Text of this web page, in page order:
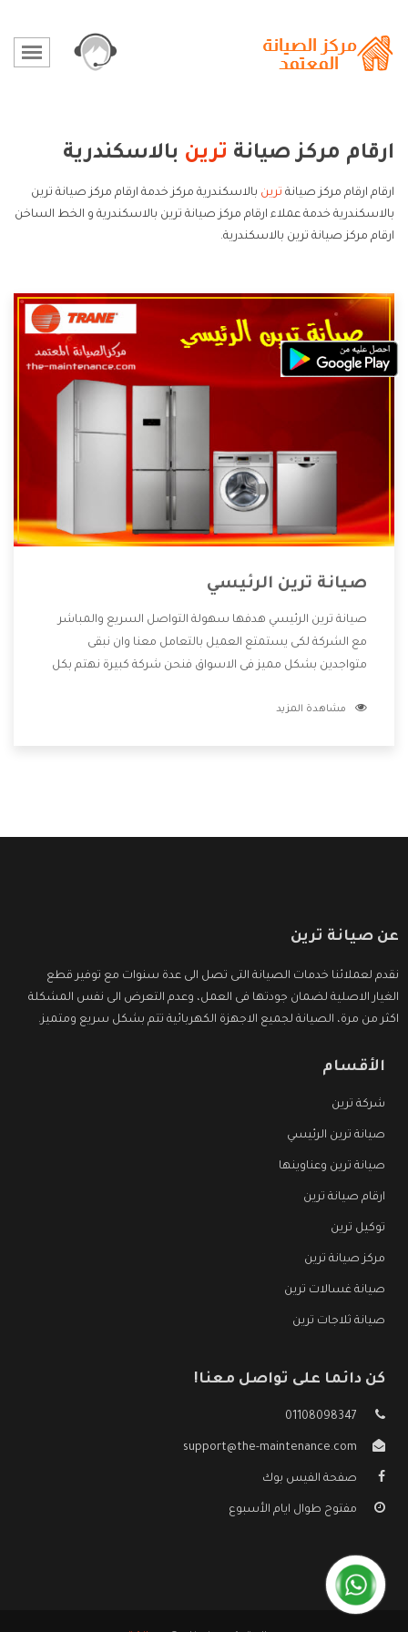
ارقام مركز صيانة ترين بالاسكندرية
ارقام ارقام مركز صيانة ترين بالاسكندرية مركز خدمة ارقام مركز صيانة ترين
بالاسكندرية خدمة عملاء ارقام مركز صيانة ترين بالاسكندرية و الخط الساخن
ارقام مركز صيانة ترين بالاسكندرية.
صيانة ترين الرئيسي
صيانة ترين الرئيسي هدفها سهولة التواصل السريع والمباشر
مع الشركة لكى يستمتع العميل بالتعامل معنا وان نبقى
متواجدين بشكل مميز فى الاسواق فنحن شركة كبيرة نهتم بكل
الشركة بها والتى تكون منها خدمة الصيانة التى تكون من أهم
مشاهدة المزيد
عن صيانة ترين
نقدم لعملائنا خدمات الصيانة التى تصل الى عدة سنوات مع توفير قطع
الغيار الاصلية لضمان جودتها فى العمل، وعدم التعرض الى نفس المشكلة
اكثر من مرة، الصيانة لجميع الاجهزة الكهربائية تتم بشكل سريع ومتميز.
الأقسام
شركة ترين
صيانة ترين الرئيسي
صيانة ترين وعناوينها
ارقام صيانة ترين
توكيل ترين
مركز صيانة ترين
صيانة غسالات ترين
صيانة ثلاجات ترين
كن دائما على تواصل معنا!
01108098347
support@the-maintenance.com
صفحة الفيس بوك
مفتوح طوال ايام الأسبوع